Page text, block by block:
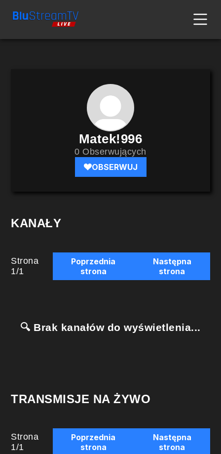
Matek!996
0 Obserwujących
OBSERWUJ
KANAŁY
Strona
1/1
Poprzednia
strona
Następna
strona
🔍 Brak kanałów do wyświetlenia...
TRANSMISJE NA ŻYWO
Strona
1/1
Poprzednia
strona
Następna
strona